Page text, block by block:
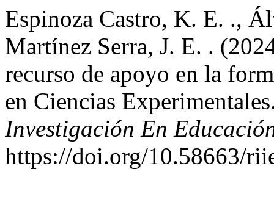
Espinoza Castro, K. E. .,
Martínez Serra, J. E. .
recurso de apoyo en la
en Ciencias
Investigación En
https://doi.org/10.58663/